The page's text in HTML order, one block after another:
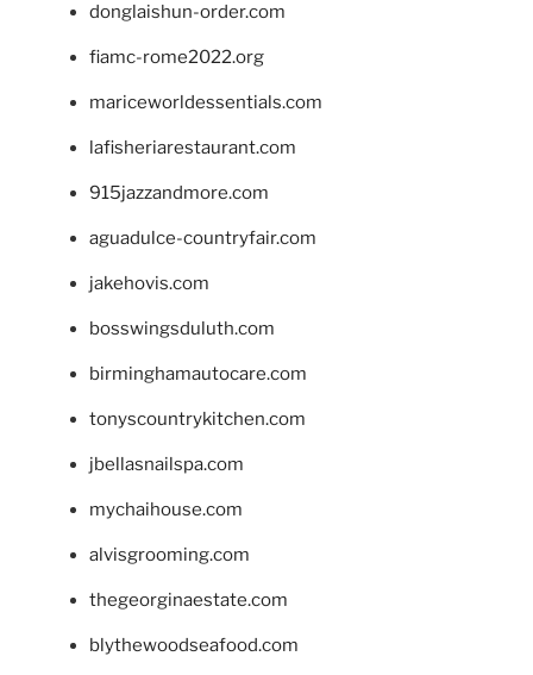
donglaishun-order.com
fiamc-rome2022.org
mariceworldessentials.com
lafisheriarestaurant.com
915jazzandmore.com
aguadulce-countryfair.com
jakehovis.com
bosswingsduluth.com
birminghamautocare.com
tonyscountrykitchen.com
jbellasnailspa.com
mychaihouse.com
alvisgrooming.com
thegeorginaestate.com
blythewoodseafood.com